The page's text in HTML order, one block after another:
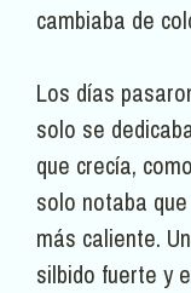
cambiaba de
Los días
solo se
que crecía,
solo notaba
más caliente.
silbido fuerte y